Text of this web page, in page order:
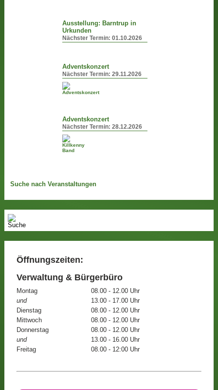
Ausstellung: Barntrup in
Urkunden
Nächster Termin:01.10.2026
Adventskonzert
Nächster Termin:29.11.2026
Adventskonzert
Nächster Termin:28.12.2026
Suche nach Veranstaltungen
Öffnungszeiten:
Verwaltung & Bürgerbüro
Montag
08.00 - 12.00 Uhr
und
13.00 - 17.00 Uhr
Dienstag
08.00 - 12.00 Uhr
Mittwoch
08.00 - 12.00 Uhr
Donnerstag
08.00 - 12.00 Uhr
und
13.00 - 16.00 Uhr
Freitag
08.00 - 12:00 Uhr